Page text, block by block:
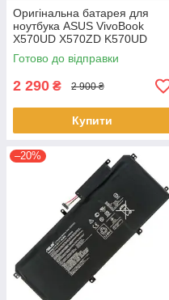
Оригінальна батарея для
ноутбука ASUS VivoBook
X570UD X570ZD K570UD
K570ZD R570UD R570ZD
F570UD - B31N1723
Готово до відправки
2 290 ₴ 2 900 ₴
Купити
–20%